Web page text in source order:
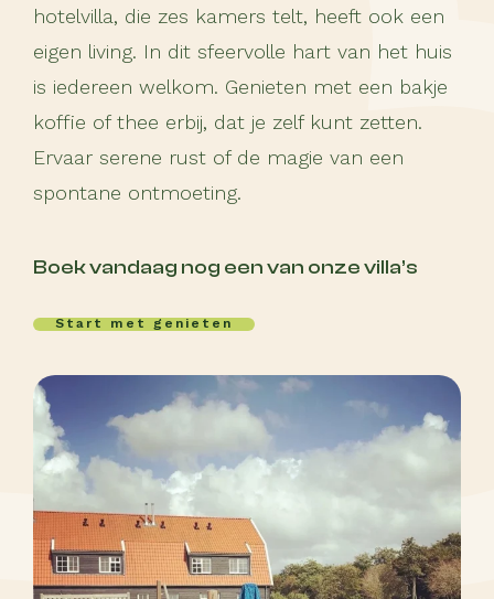
hotelvilla, die zes kamers telt, heeft ook een
eigen living. In dit sfeervolle hart van het huis
is iedereen welkom. Genieten met een bakje
koffie of thee erbij, dat je zelf kunt zetten.
Ervaar serene rust of de magie van een
spontane ontmoeting.
Boek vandaag nog een van onze villa’s
start met genieten